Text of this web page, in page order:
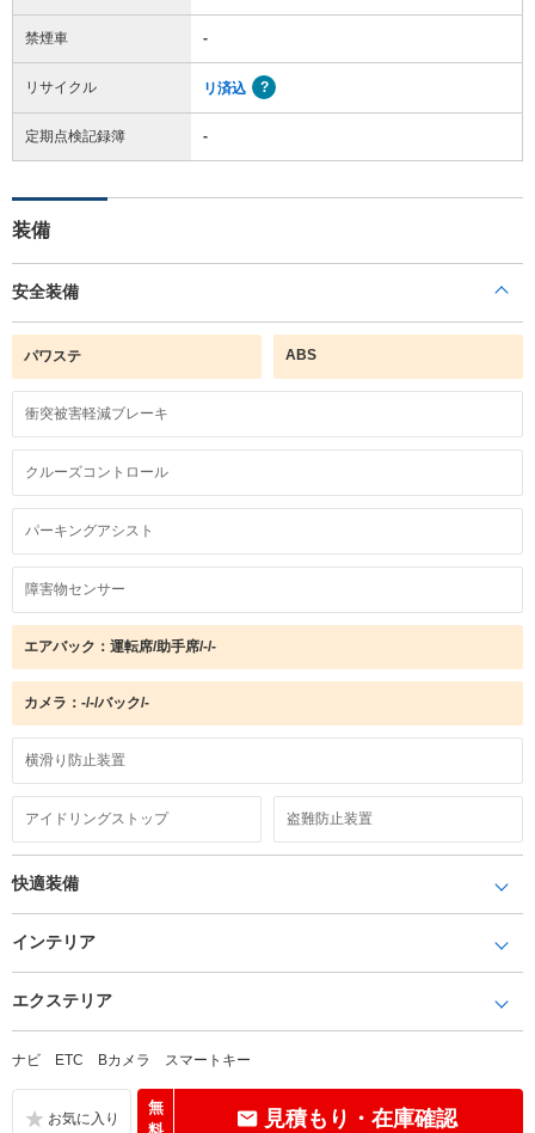
禁煙車 -
リサイクル リ済込
定期点検記録簿 -
装備
安全装備
パワステ ABS
衝突被害軽減ブレーキ
クルーズコントロール
パーキングアシスト
障害物センサー
エアバック：運転席/助手席/-/-
カメラ：-/-/バック/-
横滑り防止装置
アイドリングストップ 盗難防止装置
快適装備
インテリア
エクステリア
ナビ ETC Bカメラ スマートキー
無
見積もり・在庫確認